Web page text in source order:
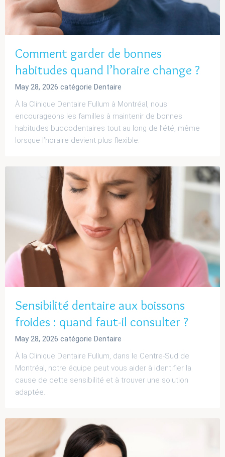
Comment garder de bonnes
habitudes quand l’horaire change ?
May 28, 2026 catégorie Dentaire
À la Clinique Dentaire Fullum à Montréal, nous
encourageons les familles à maintenir de bonnes
habitudes buccodentaires tout au long de l’été, même
lorsque l’horaire devient plus flexible.
Sensibilité dentaire aux boissons
froides : quand faut-il consulter ?
May 28, 2026 catégorie Dentaire
À la Clinique Dentaire Fullum, dans le Centre-Sud de
Montréal, notre équipe peut vous aider à identifier la
cause de cette sensibilité et à trouver une solution
adaptée.